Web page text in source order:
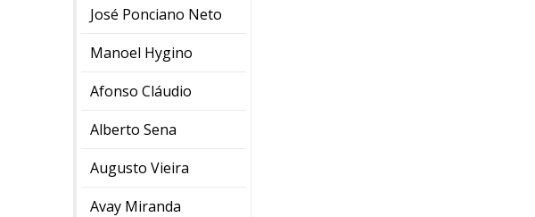
José Ponciano Neto
Manoel Hygino
Afonso Cláudio
Alberto Sena
Augusto Vieira
Avay Miranda